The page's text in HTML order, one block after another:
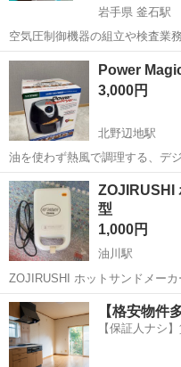
岩手県 釜石駅
空気圧制御機器の組立や検査業
務！嬉しい寮費無料！ワンルー
内に無料駐車場あり★！《岩手県釜石市》 人気の工
圧制御機器（シリンダ、バルブ...
岩手 釜石市
Power
3,000円
北野辺地駅
油を使わず熱風で調理する、デ
ヤーです。 - ブランド: Power Magic Fryer XL - 容量: 2.4クォート - 調
理機能: 4つのプリセットプログ
青森 上北郡
ZOJIRUSHI
型
1,000円
油川駅
ZOJIRUSHI ホットサンドメーカー EMC-
せんでしたが、傷や汚れ、日焼
熱くなることの確認は出来てお
ける方のご購入お...
青森 青森市 油川駅
【格安物件
【保証人ナシ